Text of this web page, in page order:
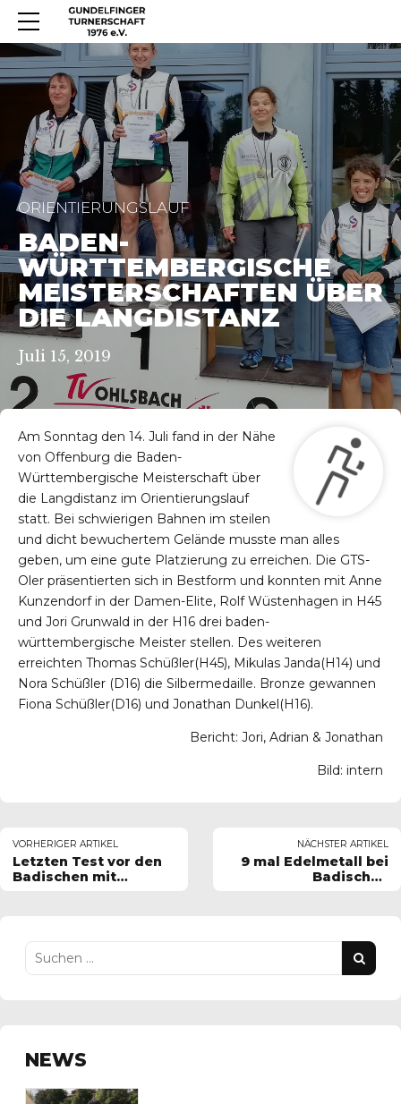
ORIENTIERUNGSLAUF
BADEN-
WÜRTTEMBERGISCHE
MEISTERSCHAFTEN ÜBER
DIE LANGDISTANZ
Juli 15, 2019
Am Sonntag den 14. Juli fand in der Nähe
von Offenburg die Baden-
Württembergische Meisterschaft über
die Langdistanz im Orientierungslauf
statt. Bei schwierigen Bahnen im steilen
und dicht bewuchertem Gelände musste man alles
geben, um eine gute Platzierung zu erreichen. Die GTS-
Oler präsentierten sich in Bestform und konnten mit Anne
Kunzendorf in der Damen-Elite, Rolf Wüstenhagen in H45
und Jori Grunwald in der H16 drei baden-
württembergische Meister stellen. Des weiteren
erreichten Thomas Schüßler(H45), Mikulas Janda(H14) und
Nora Schüßler (D16) die Silbermedaille. Bronze gewannen
Fiona Schüßler(D16) und Jonathan Dunkel(H16).
Bericht: Jori, Adrian & Jonathan
Bild: intern
VORHERIGER ARTIKEL
Letzten Test vor den
Badischen mit
NÄCHSTER ARTIKEL
9 mal Edelmetall bei
Badischen
NEWS